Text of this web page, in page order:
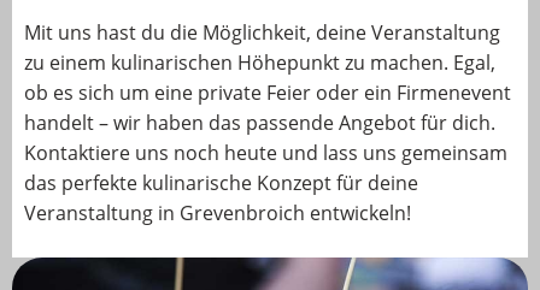
Mit uns hast du die Möglichkeit, deine Veranstaltung
zu einem kulinarischen Höhepunkt zu machen. Egal,
ob es sich um eine private Feier oder ein Firmenevent
handelt – wir haben das passende Angebot für dich.
Kontaktiere uns noch heute und lass uns gemeinsam
das perfekte kulinarische Konzept für deine
Veranstaltung in Grevenbroich entwickeln!